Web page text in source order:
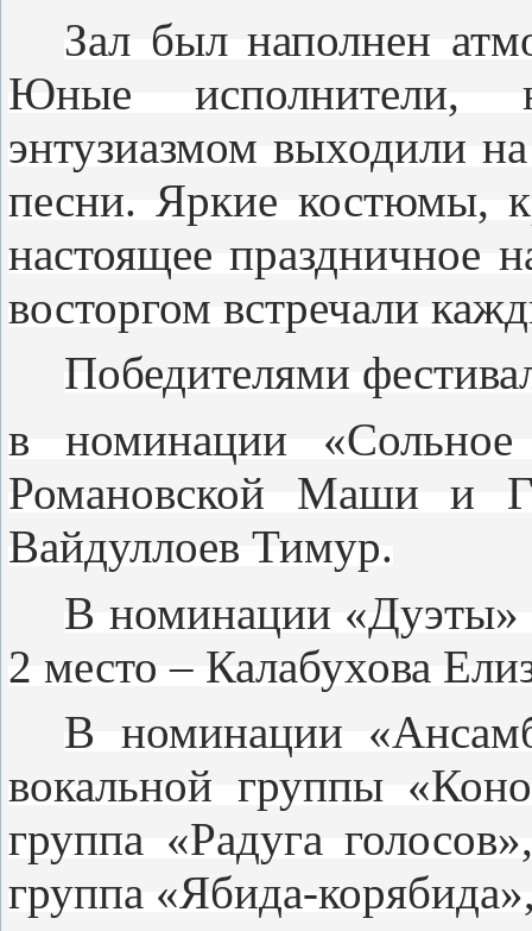
Зал был наполнен
Юные исполнители,
энтузиазмом выходили
песни. Яркие костюмы,
настоящее праздничное
восторгом встречали
Победителями
в номинации
Романовской Маши и
Вайдуллоев Тимур.
В номинации «Дуэты»
2 место – Калабухова
В номинации
вокальной группы
группа «Радуга
группа «Ябида-